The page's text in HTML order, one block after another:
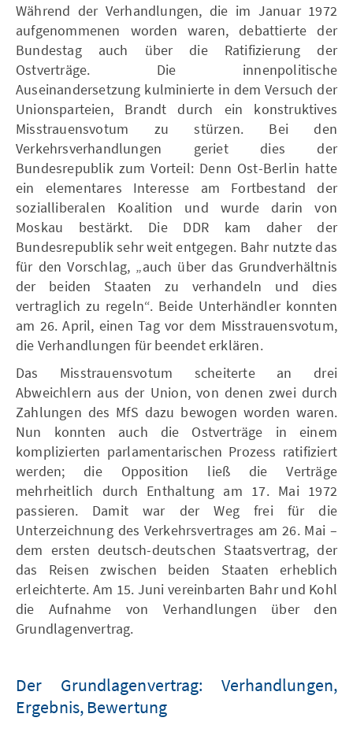
Während der Verhandlungen, die im Januar 1972
aufgenommenen worden waren, debattierte der
Bundestag auch über die Ratifizierung der
Ostverträge. Die innenpolitische
Auseinandersetzung kulminierte in dem Versuch der
Unionsparteien, Brandt durch ein konstruktives
Misstrauensvotum zu stürzen. Bei den
Verkehrsverhandlungen geriet dies der
Bundesrepublik zum Vorteil: Denn Ost-Berlin hatte
ein elementares Interesse am Fortbestand der
sozialliberalen Koalition und wurde darin von
Moskau bestärkt. Die DDR kam daher der
Bundesrepublik sehr weit entgegen. Bahr nutzte das
für den Vorschlag, „auch über das Grundverhältnis
der beiden Staaten zu verhandeln und dies
vertraglich zu regeln“. Beide Unterhändler konnten
am 26. April, einen Tag vor dem Misstrauensvotum,
die Verhandlungen für beendet erklären.
Das Misstrauensvotum scheiterte an drei
Abweichlern aus der Union, von denen zwei durch
Zahlungen des MfS dazu bewogen worden waren.
Nun konnten auch die Ostverträge in einem
komplizierten parlamentarischen Prozess ratifiziert
werden; die Opposition ließ die Verträge
mehrheitlich durch Enthaltung am 17. Mai 1972
passieren. Damit war der Weg frei für die
Unterzeichnung des Verkehrsvertrages am 26. Mai –
dem ersten deutsch-deutschen Staatsvertrag, der
das Reisen zwischen beiden Staaten erheblich
erleichterte. Am 15. Juni vereinbarten Bahr und Kohl
die Aufnahme von Verhandlungen über den
Grundlagenvertrag.
Der Grundlagenvertrag: Verhandlungen,
Ergebnis, Bewertung